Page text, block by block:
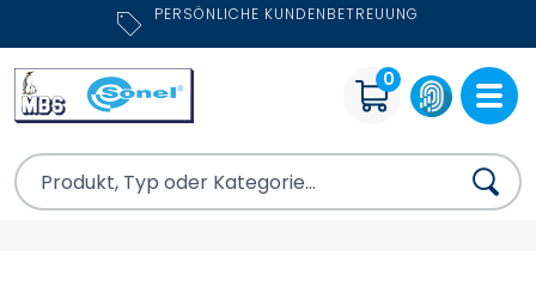
PERSÖNLICHE KUNDENBETREUUNG
0